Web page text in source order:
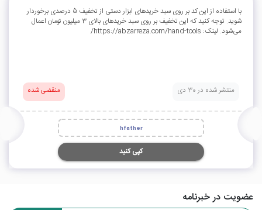
با استفاده از این کد بر روی سبد خریدهای ابزار دستی از تخفیف 5 درصدی برخوردار
شوید. توجه کنید که این تخفیف بر روی سبد خریدهای بالای 3 میلیون تومان اعمال
می‌شود. لینک: https://abzarreza.com/hand-tools/
منتشر شده در 30 دی منقضی شده
hfather
کپی کنید
عضویت در خبرنامه